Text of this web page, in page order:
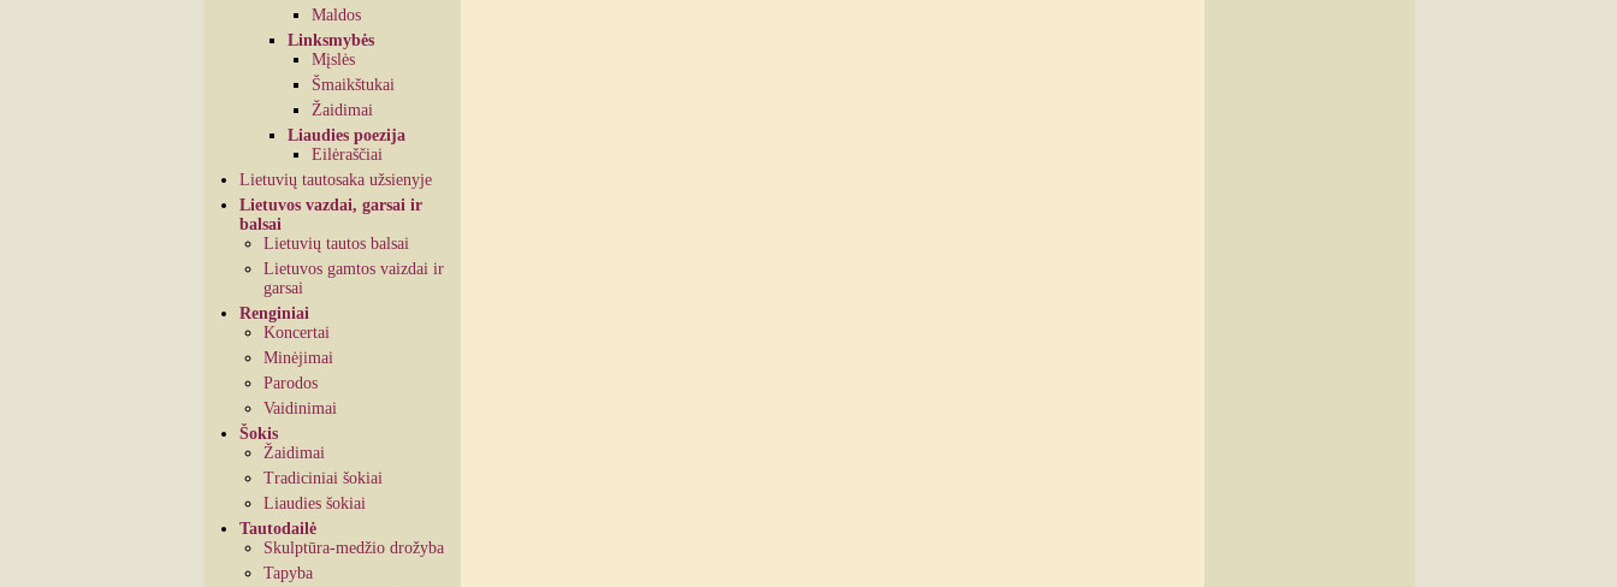
Maldos
Linksmybės
Mįslės
Šmaikštukai
Žaidimai
Liaudies poezija
Eilėraščiai
Lietuvių tautosaka užsienyje
Lietuvos vazdai, garsai ir
balsai
Lietuvių tautos balsai
Lietuvos gamtos vaizdai ir
garsai
Renginiai
Koncertai
Minėjimai
Parodos
Vaidinimai
Šokis
Žaidimai
Tradiciniai šokiai
Liaudies šokiai
Tautodailė
Skulptūra-medžio drožyba
Tapyba